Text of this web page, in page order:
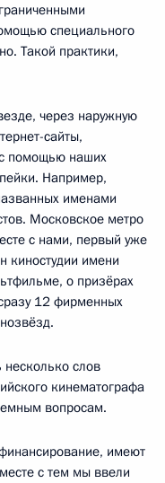
специального
Такой практики,
через наружную
сайты,
с помощью наших
Например,
именами
Московское метро
с нами, первый уже
киностудии имени
о призёрах
12 фирменных
слов
кинематографа
вопросам.
имеют
с тем мы ввели